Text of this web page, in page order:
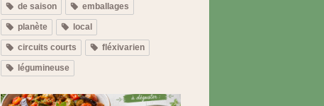
de saison emballages
planète local
circuits courts fléxivarien
légumineuse